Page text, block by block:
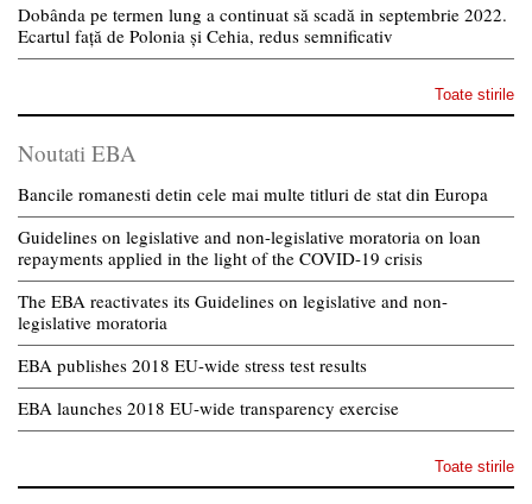
Dobânda pe termen lung a continuat să scadă in septembrie 2022.
Ecartul față de Polonia și Cehia, redus semnificativ
Toate stirile
Noutati EBA
Bancile romanesti detin cele mai multe titluri de stat din Europa
Guidelines on legislative and non-legislative moratoria on loan
repayments applied in the light of the COVID-19 crisis
The EBA reactivates its Guidelines on legislative and non-
legislative moratoria
EBA publishes 2018 EU-wide stress test results
EBA launches 2018 EU-wide transparency exercise
Toate stirile